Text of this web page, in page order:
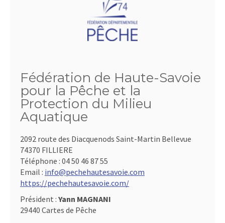
Fédération de Haute-Savoie
pour la Pêche et la
Protection du Milieu
Aquatique
2092 route des Diacquenods Saint-Martin Bellevue
74370 FILLIERE
Téléphone : 04 50 46 87 55
Email : info@pechehautesavoie.com
https://pechehautesavoie.com/
Président : Yann MAGNANI
29440 Cartes de Pêche